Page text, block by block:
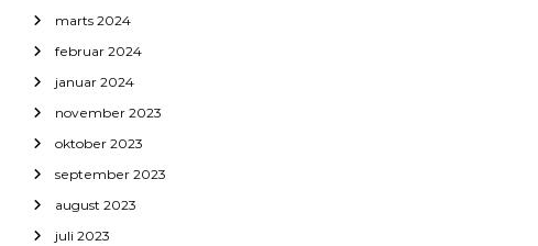
marts 2024
februar 2024
januar 2024
november 2023
oktober 2023
september 2023
august 2023
juli 2023